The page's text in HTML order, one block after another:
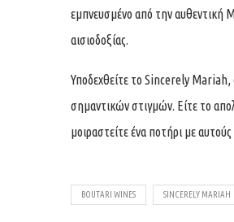
εμπνευσμένο από την αυθεντική
αισιοδοξίας.
Υποδεχθείτε το Sincerely Mariah,
σημαντικών στιγμών. Είτε το
μοιραστείτε ένα ποτήρι με
BOUTARI WINES SINCERELY MARIAH